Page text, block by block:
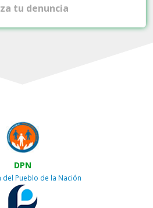
tu denuncia
DPN
del Pueblo de la Nación